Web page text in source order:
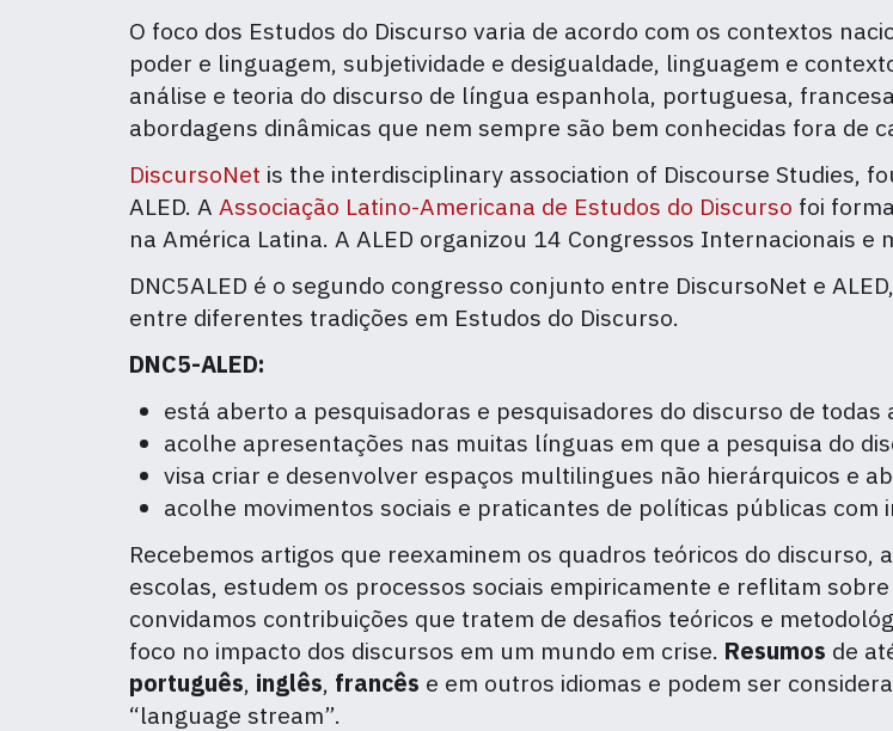
O foco dos Estudos do Discurso varia de acordo com os contextos
poder e linguagem, subjetividade e desigualdade, linguagem e
análise e teoria do discurso de língua espanhola, portuguesa,
abordagens dinâmicas que nem sempre são bem conhecidas fora de
DiscursoNet is the interdisciplinary association of Discourse Studies,
ALED. A Associação Latino-Americana de Estudos do Discurso foi
na América Latina. A ALED organizou 14 Congressos Internacionais
DNC5ALED é o segundo congresso conjunto entre DiscursoNet e
entre diferentes tradições em Estudos do Discurso.
DNC5-ALED:
está aberto a pesquisadoras e pesquisadores do discurso de todas
acolhe apresentações nas muitas línguas em que a pesquisa do
visa criar e desenvolver espaços multilingues não hierárquicos e
acolhe movimentos sociais e praticantes de políticas públicas
Recebemos artigos que reexaminem os quadros teóricos do
escolas, estudem os processos sociais empiricamente e reflitam
convidamos contribuições que tratem de desafios teóricos e
foco no impacto dos discursos em um mundo em crise. Resumos de
português, inglês, francês e em outros idiomas e podem ser
“language stream”.